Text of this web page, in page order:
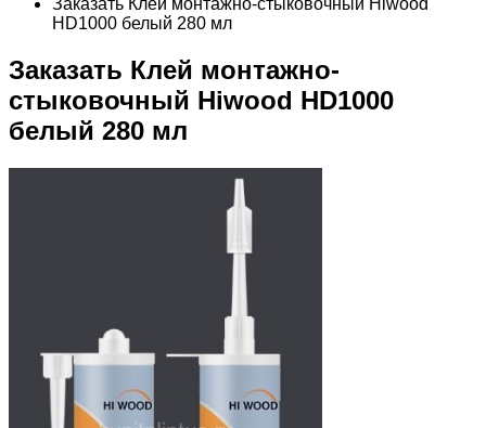
Заказать Клей монтажно-стыковочный Hiwood
HD1000 белый 280 мл
Заказать Клей монтажно-
стыковочный Hiwood HD1000
белый 280 мл